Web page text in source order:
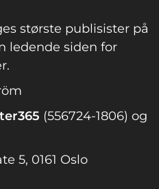
største publisister på
ledende siden for
(556724-1806) og
5, 0161 Oslo